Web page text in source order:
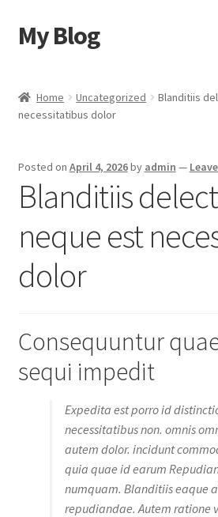
Skip
to
Skip
to
My Blog
Cart
Checkout
My account
Sample Page
Shop
Home Uncategorized
Blanditiis
necessitatibus dolor
Posted on April 4, 2026by admin —
Blanditiis
neque est
dolor
Consequuntur
sequi impedit
Expedita est porro id
necessitatibus non. omnis
autem dolor. incidunt
quia quae id earum
numquam. Blanditiis eaque
repudiandae. Autem ratione